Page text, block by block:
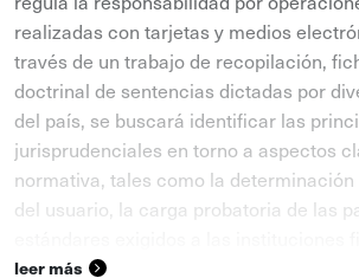
realizadas con tarjetas y medios
través de un trabajo de recopilación,
doctrinal de sentencias dictadas por
del país, se buscará identificar las
jurisprudenciales en torno a aspectos
normativa, tales como la
del usuario, la carga probatoria de las
materia de seguridad y prevención del
leer más